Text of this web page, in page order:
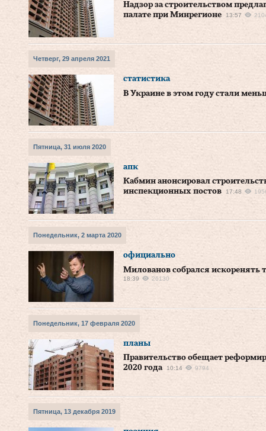
Надзор за строительством
палате при Минрегионе
13:57
Четверг, 29 апреля 2021
статистика
В Украине в этом году стали
Пятница, 31 июля 2020
апк
Кабмин анонсировал
инспекционных постов
17:48
Понедельник, 2 марта 2020
официально
Милованов собрался искоренять
18:39 26130
Понедельник, 17 февраля 2020
планы
Правительство обещает
2020 года
10:14 9794
Пятница, 13 декабря 2019